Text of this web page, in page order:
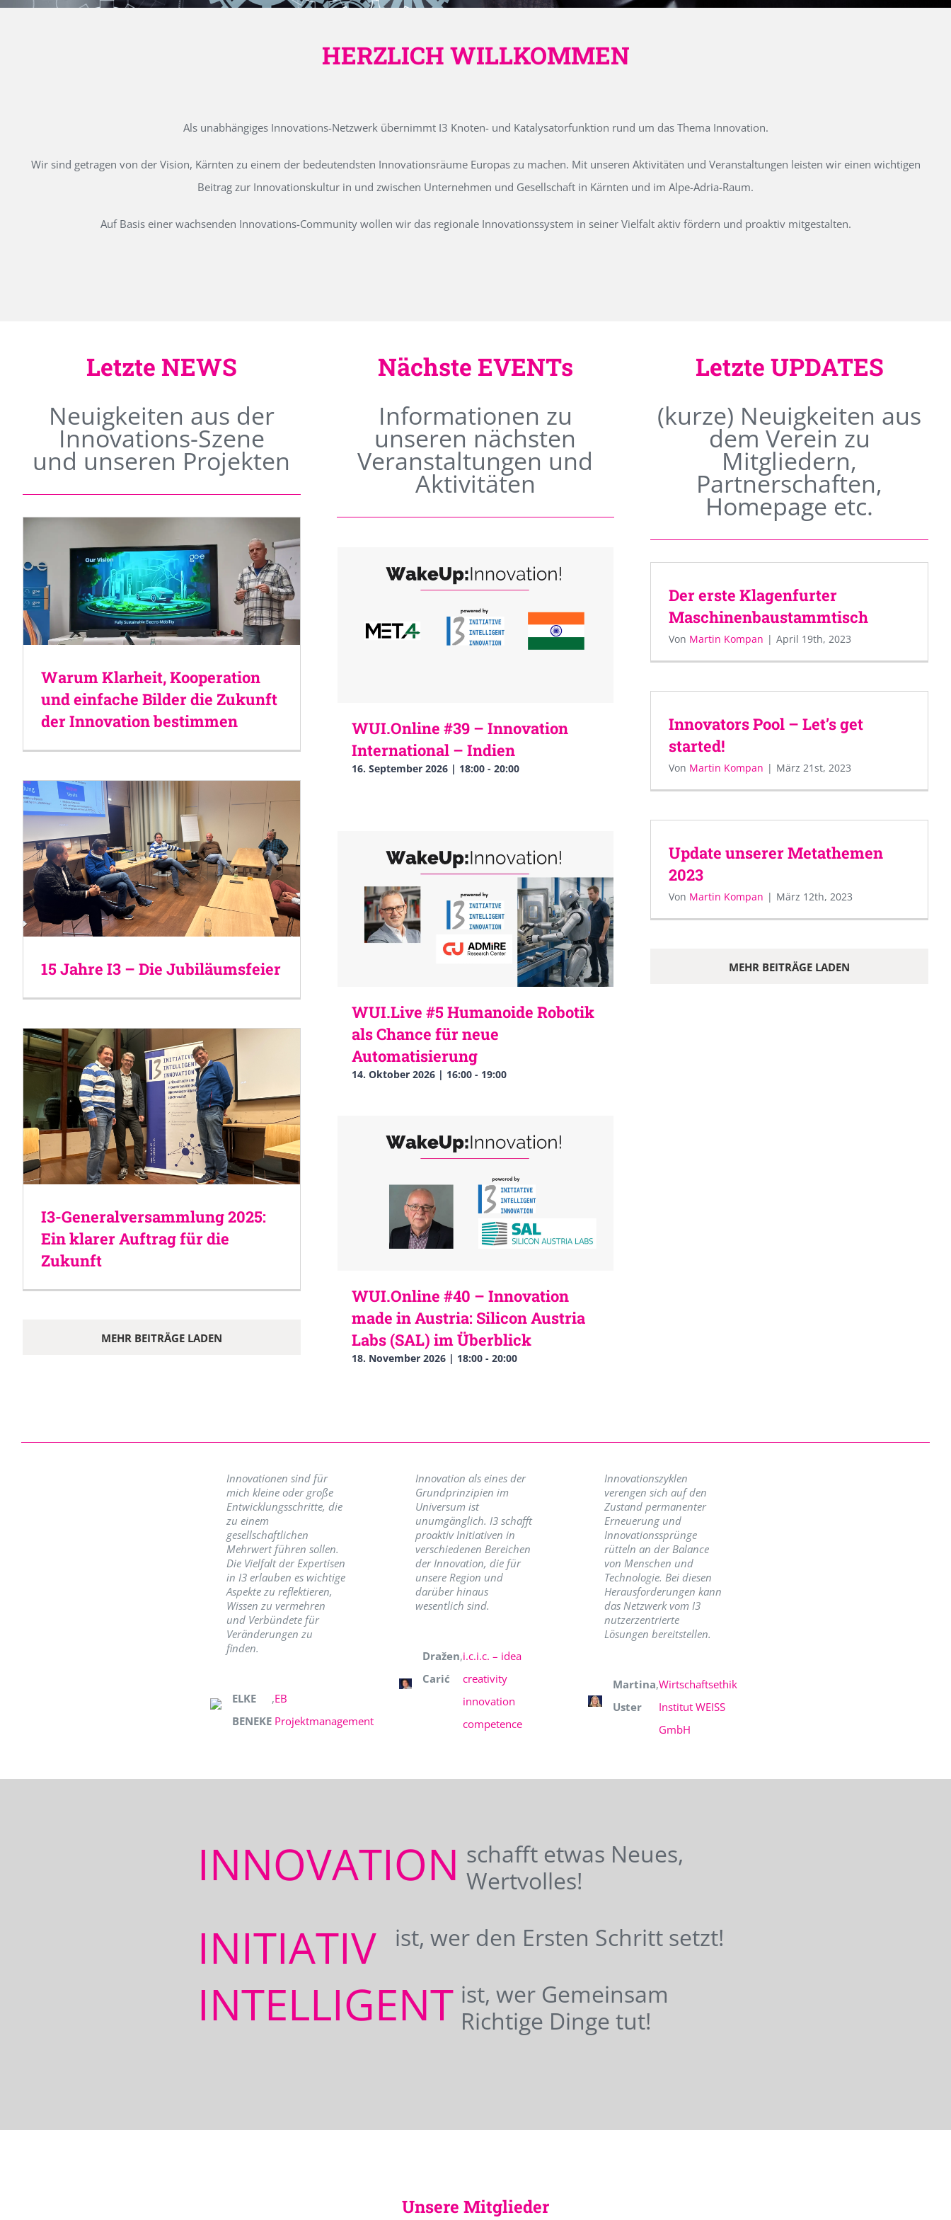
HERZLICH WILLKOMMEN
Als unabhängiges Innovations-Netzwerk übernimmt I3 Knoten- und Katalysatorfunktion rund um das Thema Innovation.
Wir sind getragen von der Vision, Kärnten zu einem der bedeutendsten Innovationsräume Europas zu machen. Mit unseren Aktivitäten und Veranstaltungen leisten wir einen wichtigen
Beitrag zur Innovationskultur in und zwischen Unternehmen und Gesellschaft in Kärnten und im Alpe-Adria-Raum.
Auf Basis einer wachsenden Innovations-Community wollen wir das regionale Innovationssystem in seiner Vielfalt aktiv fördern und proaktiv mitgestalten.
Letzte NEWS
Neuigkeiten aus der
Innovations-Szene
und unseren Projekten
Warum Klarheit, Kooperation
und einfache Bilder die Zukunft
der Innovation bestimmen
15 Jahre I3 – Die Jubiläumsfeier
I3-Generalversammlung 2025:
Ein klarer Auftrag für die
Zukunft
MEHR BEITRÄGE LADEN
Nächste EVENTs
Informationen zu
unseren nächsten
Veranstaltungen und
Aktivitäten
WUI.Online #39 – Innovation
International – Indien
16. September 2026 | 18:00- 20:00
WUI.Live #5 Humanoide Robotik
als Chance für neue
Automatisierung
14. Oktober 2026 | 16:00- 19:00
WUI.Online #40 – Innovation
made in Austria: Silicon Austria
Labs (SAL) im Überblick
18. November 2026 | 18:00- 20:00
Letzte UPDATES
(kurze) Neuigkeiten aus
dem Verein zu
Mitgliedern,
Partnerschaften,
Homepage etc.
Der erste Klagenfurter
Maschinenbaustammtisch
Von Martin Kompan | April 19th, 2023
Innovators Pool – Let’s get
started!
Von Martin Kompan | März 21st, 2023
Update unserer Metathemen
2023
Von Martin Kompan | März 12th, 2023
MEHR BEITRÄGE LADEN
Innovationen sind für
mich kleine oder große
Entwicklungsschritte, die
zu einem
gesellschaftlichen
Mehrwert führen sollen.
Die Vielfalt der Expertisen
in I3 erlauben es wichtige
Aspekte zu reflektieren,
Wissen zu vermehren
und Verbündete für
Veränderungen zu
finden.
ELKE
BENEKE
,EB
Projektmanagement
Innovation als eines der
Grundprinzipien im
Universum ist
unumgänglich. I3 schafft
proaktiv Initiativen in
verschiedenen Bereichen
der Innovation, die für
unsere Region und
darüber hinaus
wesentlich sind.
Dražen
Carić
,i.c.i.c. – idea
creativity
innovation
competence
Innovationszyklen
verengen sich auf den
Zustand permanenter
Erneuerung und
Innovationssprünge
rütteln an der Balance
von Menschen und
Technologie. Bei diesen
Herausforderungen kann
das Netzwerk vom I3
nutzerzentrierte
Lösungen bereitstellen.
Martina
Uster
,Wirtschaftsethik
Institut WEISS
GmbH
INNOVATION schafft etwas Neues,
Wertvolles!
INITIATIV ist, wer den Ersten Schritt setzt!
INTELLIGENT ist, wer Gemeinsam
Richtige Dinge tut!
Unsere Mitglieder